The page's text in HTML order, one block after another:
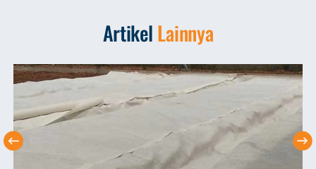
ArtikelLainnya